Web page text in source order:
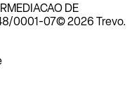
DE
0001-07© 2026 Trevo.